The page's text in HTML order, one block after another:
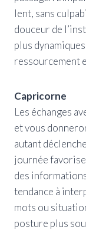
lent, sans
douceur de
plus
ressourcement
Capricorne
Les échanges
et vous
autant
journée
des
tendance à
mots ou
posture plus